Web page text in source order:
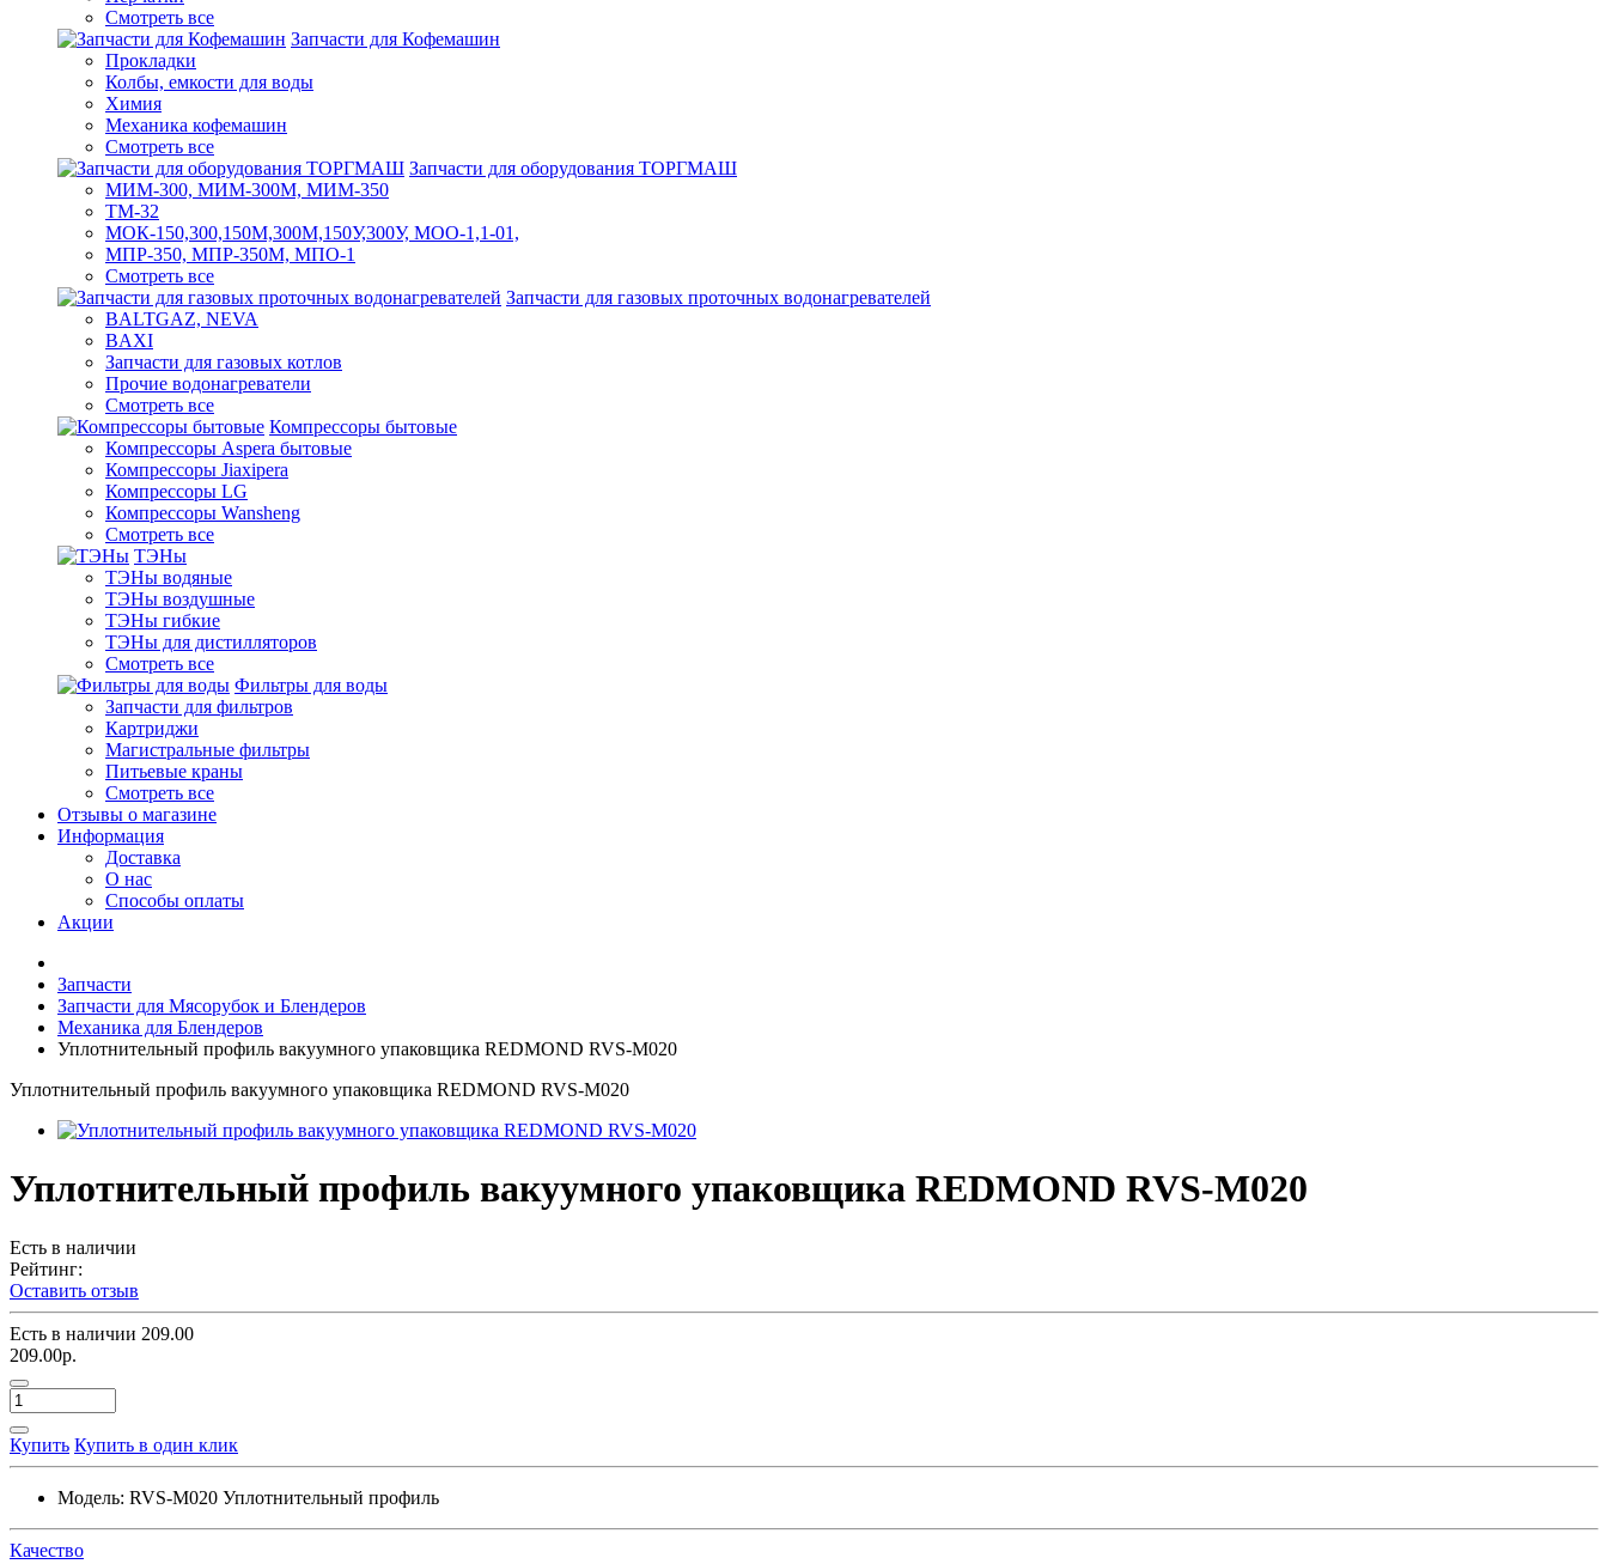
Смотреть все
Запчасти для Кофемашин
Прокладки
Колбы, емкости для воды
Химия
Механика кофемашин
Смотреть все
Запчасти для оборудования ТОРГМАШ
МИМ-300, МИМ-300М, МИМ-350
ТМ-32
МОК-150,300,150М,300М,150У,300У, МОО-1,1-01,
МПР-350, МПР-350М, МПО-1
Смотреть все
Запчасти для газовых проточных водонагревателей
BALTGAZ, NEVA
BAXI
Запчасти для газовых котлов
Прочие водонагреватели
Смотреть все
Компрессоры бытовые
Компрессоры Aspera бытовые
Компрессоры Jiaxipera
Компрессоры LG
Компрессоры Wansheng
Смотреть все
ТЭНы
ТЭНы водяные
ТЭНы воздушные
ТЭНы гибкие
ТЭНы для дистилляторов
Смотреть все
Фильтры для воды
Запчасти для фильтров
Картриджи
Магистральные фильтры
Питьевые краны
Смотреть все
Отзывы о магазине
Информация
Доставка
О нас
Способы оплаты
Акции
Запчасти
Запчасти для Мясорубок и Блендеров
Механика для Блендеров
Уплотнительный профиль вакуумного упаковщика REDMOND RVS-M020
Уплотнительный профиль вакуумного упаковщика REDMOND RVS-M020
Уплотнительный профиль вакуумного упаковщика REDMOND RVS-M020
Есть в наличии
Рейтинг:
Оставить отзыв
Есть в наличии 209.00
209.00р.
Купить Купить в один клик
Модель: RVS-M020 Уплотнительный профиль
Качество